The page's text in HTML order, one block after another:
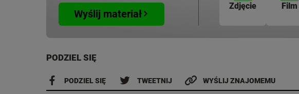
Wyślij materiał
Zdjęcie Film
PODZIEL SIĘ
PODZIEL SIĘ TWEETNIJ WYŚLIJ ZNAJOMEMU